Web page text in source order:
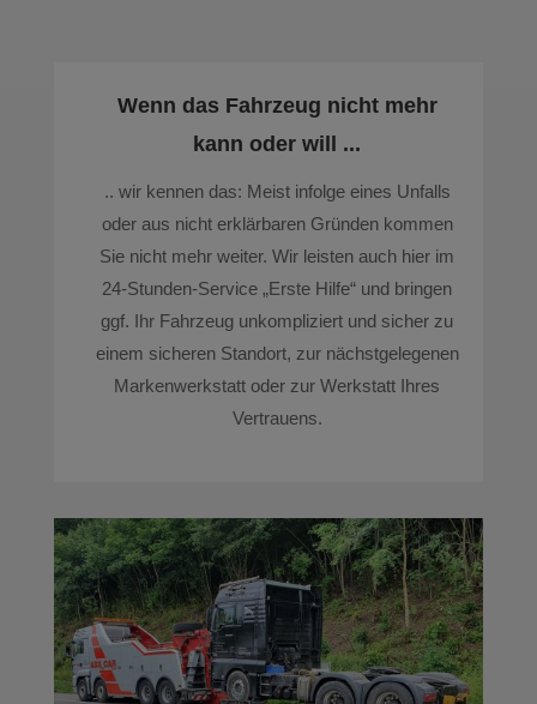
Wenn das Fahrzeug nicht mehr
kann oder will ...
.. wir kennen das: Meist infolge eines Unfalls
oder aus nicht erklärbaren Gründen kommen
Sie nicht mehr weiter. Wir leisten auch hier im
24-Stunden-Service „Erste Hilfe“ und bringen
ggf. Ihr Fahrzeug unkompliziert und sicher zu
einem sicheren Standort, zur nächstgelegenen
Markenwerkstatt oder zur Werkstatt Ihres
Vertrauens.